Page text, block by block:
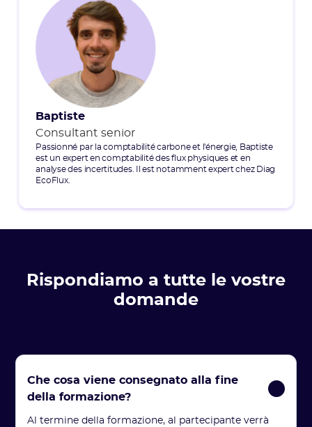
Baptiste
Consultant senior
Passionné par la comptabilité carbone et l'énergie, Baptiste
est un expert en comptabilité des flux physiques et en
analyse des incertitudes. Il est notamment expert chez Diag
EcoFlux.
Rispondiamo a tutte le vostre
domande
Che cosa viene consegnato alla fine
della formazione?
Al termine della formazione, al partecipante verrà